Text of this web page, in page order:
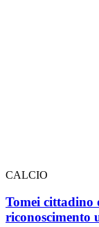
CALCIO
Tomei cittadino
riconoscimento